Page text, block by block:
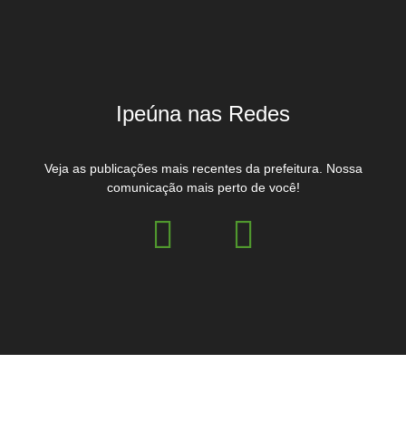
Ipeúna nas Redes
Veja as publicações mais recentes da prefeitura. Nossa
comunicação mais perto de você!